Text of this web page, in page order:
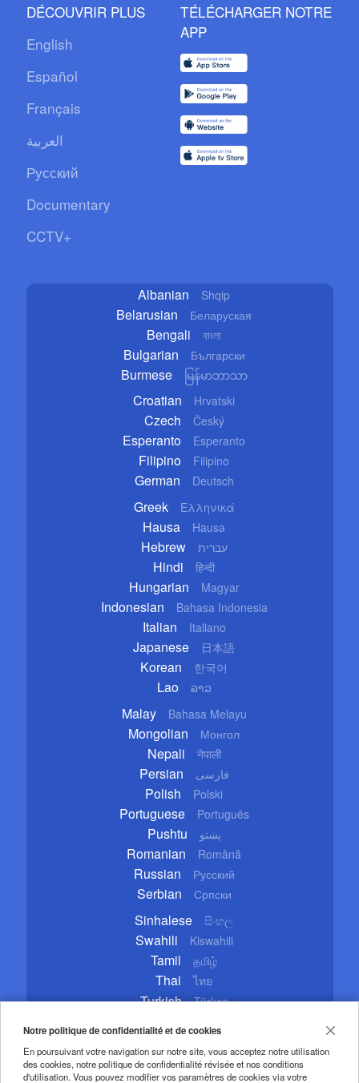
DÉCOUVRIR PLUS
English
Español
Français
العربية
Русский
Documentary
CCTV+
TÉLÉCHARGER NOTRE
APP
Albanian Shqip
Belarusian Беларуская
Bengali বাংলা
Bulgarian Български
Burmese မြန်မာဘာသာ
Croatian Hrvatski
Czech Český
Esperanto Esperanto
Filipino Filipino
German Deutsch
Greek Ελληνικά
Hausa Hausa
Hebrew עברית
Hindi हिन्दी
Hungarian Magyar
Indonesian Bahasa Indonesia
Italian Italiano
Japanese 日本語
Korean 한국어
Lao ລາວ
Malay Bahasa Melayu
Mongolian Монгол
Nepali नेपाली
Persian فارسی
Polish Polski
Portuguese Português
Pushtu پښتو
Romanian Română
Russian Русский
Serbian Српски
Sinhalese සිංහල
Swahili Kiswahili
Tamil தமிழ்
Thai ไทย
Turkish Türkçe
Vietnamese Tiếng Việt
Notre politique de confidentialité et de cookies
En poursuivant votre navigation sur notre site, vous acceptez notre utilisation
des cookies, notre politique de confidentialité révisée et nos conditions
d'utilisation. Vous pouvez modifier vos paramètres de cookies via votre